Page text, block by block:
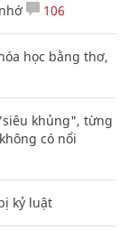
106
học bằng thơ,
khủng", từng
có nổi
kỷ luật